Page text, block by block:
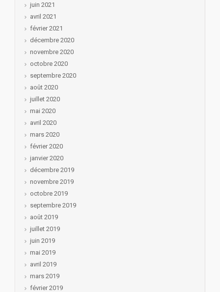
juin 2021
avril 2021
février 2021
décembre 2020
novembre 2020
octobre 2020
septembre 2020
août 2020
juillet 2020
mai 2020
avril 2020
mars 2020
février 2020
janvier 2020
décembre 2019
novembre 2019
octobre 2019
septembre 2019
août 2019
juillet 2019
juin 2019
mai 2019
avril 2019
mars 2019
février 2019